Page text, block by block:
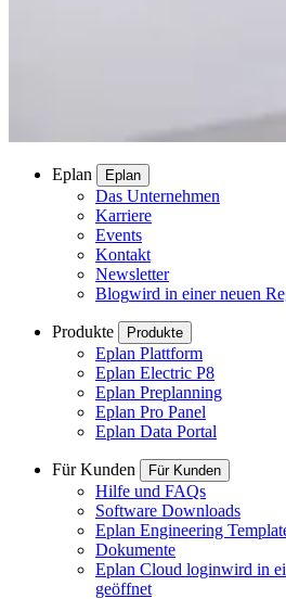
Eplan Eplan
Das Unternehmen
Karriere
Events
Kontakt
Newsletter
Blogwird in einer neuen
Produkte Produkte
Eplan Plattform
Eplan Electric P8
Eplan Preplanning
Eplan Pro Panel
Eplan Data Portal
Für Kunden Für Kunden
Hilfe und FAQs
Software Downloads
Eplan Engineering
Dokumente
Eplan Cloud loginwird in
geöffnet